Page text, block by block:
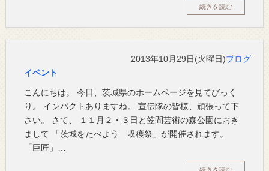
続きを読む
2013年10月29日(火曜日)ブログ
イベント
こんにちは。 今日、茨城県のホームページを見てびっく
り。 インパクトありますね。 宣伝隊の皆様、頑張って下
さい。 さて、 １１月２・３日と笠間芸術の森公園におき
まして 「茨城をたべよう 収穫祭」が開催されます。
「巨匠」…